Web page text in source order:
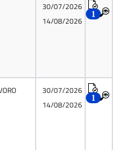
30/07/2026
14/08/2026
1
30/07/2026
14/08/2026
1